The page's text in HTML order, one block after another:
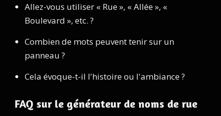
Allez-vous utiliser « Rue », « Allée », «
Boulevard », etc. ?
Combien de mots peuvent tenir sur un
panneau ?
Cela évoque-t-il l'histoire ou l'ambiance ?
FAQ sur le générateur de noms de rue